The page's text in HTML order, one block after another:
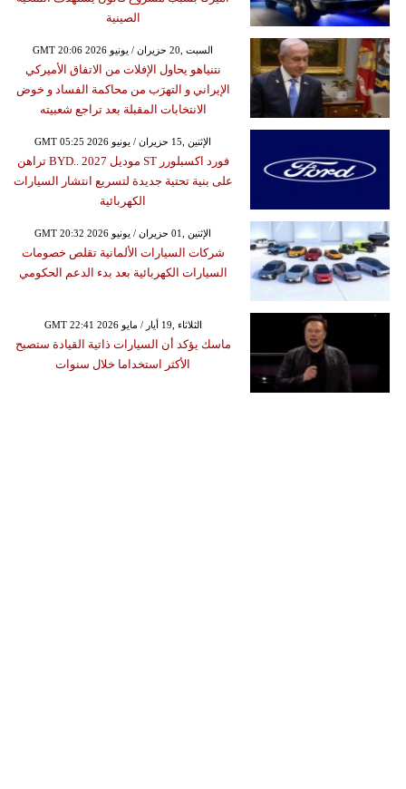
الصينية
GMT 20:06 2026 السبت ,20 حزيران / يونيو
نتنياهو يحاول الإفلات من الاتفاق الأميركي
الإيراني و التهرَب من محاكمة الفساد و خوض
الانتخابات المقبلة بعد تراجع شعبيته
GMT 05:25 2026 الإثنين ,15 حزيران / يونيو
فورد اكسبلورر ST موديل 2027 ..BYD تراهن
على بنية تحتية جديدة لتسريع انتشار السيارات
الكهربائية
GMT 20:32 2026 الإثنين ,01 حزيران / يونيو
شركات السيارات الألمانية تقلص خصومات
السيارات الكهربائية بعد بدء الدعم الحكومي
GMT 22:41 2026 الثلاثاء ,19 أيار / مايو
ماسك يؤكد أن السيارات ذاتية القيادة ستصبح
الأكثر استخداما خلال سنوات